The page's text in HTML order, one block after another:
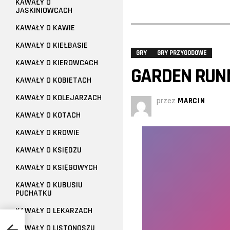
GRY GRY PRZYGODOWE
GARDEN
przez MARCIN
KAWAŁY O
JASKINIOWCACH
KAWAŁY O KAWIE
KAWAŁY O KIEŁBASIE
KAWAŁY O KIEROWCACH
KAWAŁY O KOBIETACH
KAWAŁY O KOLEJARZACH
KAWAŁY O KOTACH
KAWAŁY O KROWIE
KAWAŁY O KSIĘDZU
KAWAŁY O KSIĘGOWYCH
KAWAŁY O KUBUSIU
PUCHATKU
KAWAŁY O LEKARZACH